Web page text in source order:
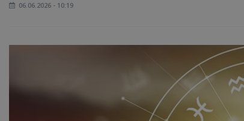
06.06.2026 - 10:19